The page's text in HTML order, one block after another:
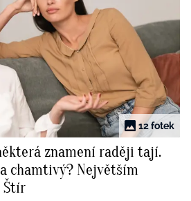
12 fotek
znamení raději tají.
chamtivý? Největším
Štír